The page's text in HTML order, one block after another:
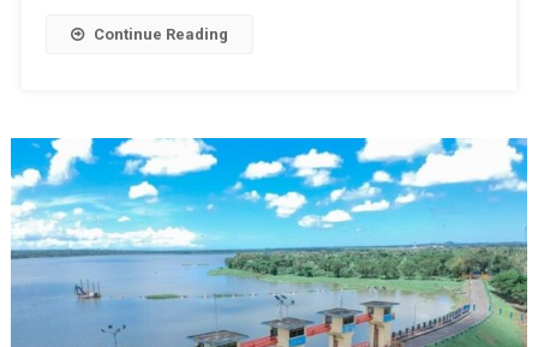
Continue Reading